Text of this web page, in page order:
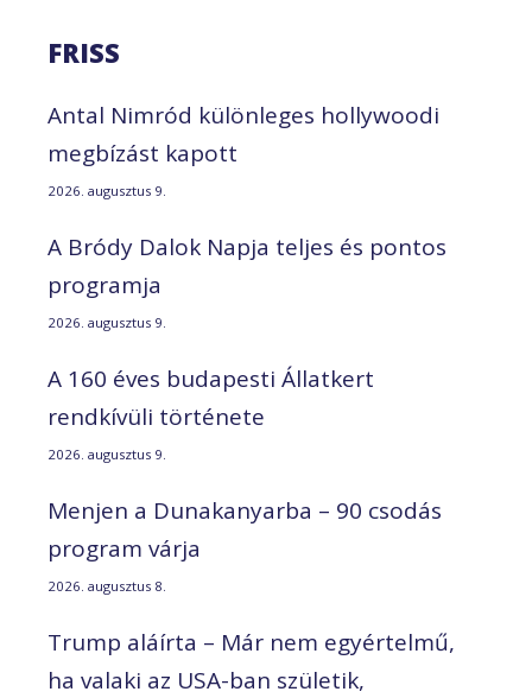
FRISS
Antal Nimród különleges hollywoodi
megbízást kapott
2026. augusztus 9.
A Bródy Dalok Napja teljes és pontos
programja
2026. augusztus 9.
A 160 éves budapesti Állatkert
rendkívüli története
2026. augusztus 9.
Menjen a Dunakanyarba – 90 csodás
program várja
2026. augusztus 8.
Trump aláírta – Már nem egyértelmű,
ha valaki az USA-ban születik,